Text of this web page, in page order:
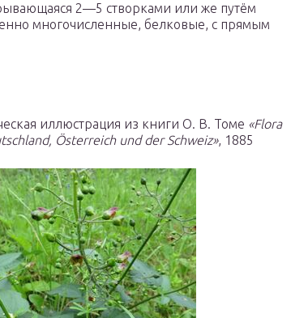
2—5 створками или же путём
многочисленные, белковые, с прямым
иллюстрация из книги О. В. Томе «Flora
Österreich und der Schweiz», 1885